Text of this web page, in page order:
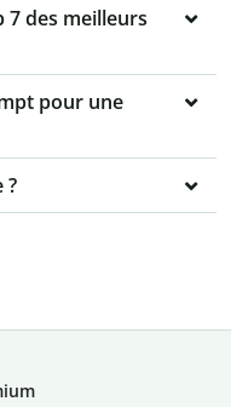
7 des meilleurs
pour une
?